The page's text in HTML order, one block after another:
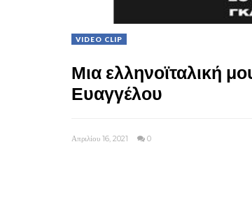
VIDEO CLIP
Μια ελληνοϊταλική
Ευαγγέλου
Απριλίου 16, 2021 0